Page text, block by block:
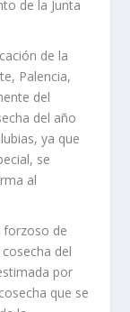
de la Junta
de la
Palencia,
del
del año
ya que
se
al
forzoso de
del
por
que se